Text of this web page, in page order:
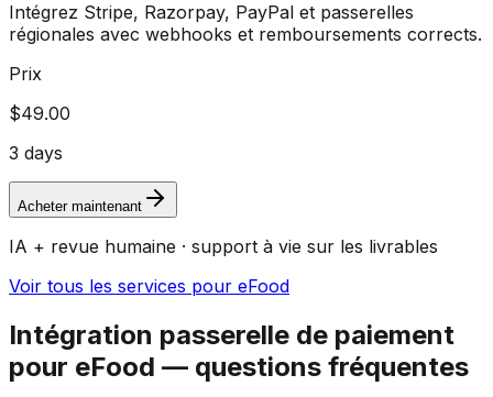
Intégrez Stripe, Razorpay, PayPal et passerelles
régionales avec webhooks et remboursements corrects.
Prix
$49.00
3 days
Acheter maintenant
IA + revue humaine · support à vie sur les livrables
Voir tous les services pour eFood
Intégration passerelle de paiement
pour eFood — questions fréquentes